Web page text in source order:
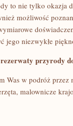
to nie ⁣tylko ⁣okazja
możliwość
jego niezwykłe
przyrody
Was w ​podróż​ przez
⁤malownicze